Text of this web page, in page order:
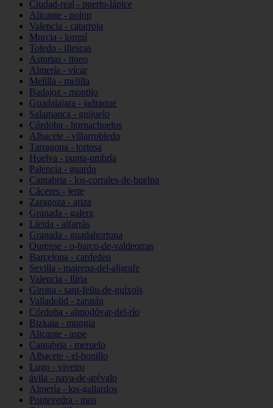
Ciudad-real - puerto-lápice
Alicante - polop
Valencia - catarroja
Murcia - lorquí
Toledo - illescas
Asturias - tineo
Almería - vícar
Melilla - melilla
Badajoz - montijo
Guadalajara - jadraque
Salamanca - guijuelo
Córdoba - hornachuelos
Albacete - villarrobledo
Tarragona - tortosa
Huelva - punta-umbría
Palencia - guardo
Cantabria - los-corrales-de-buelna
Cáceres - jerte
Zaragoza - ariza
Granada - galera
Lleida - alfarràs
Granada - guadahortuna
Ourense - o-barco-de-valdeorras
Barcelona - cardedeu
Sevilla - mairena-del-aljarafe
Valencia - llíria
Girona - sant-feliu-de-guíxols
Valladolid - zaratán
Córdoba - almodóvar-del-río
Bizkaia - mungia
Alicante - aspe
Cantabria - meruelo
Albacete - el-bonillo
Lugo - viveiro
ávila - nava-de-arévalo
Almería - los-gallardos
Pontevedra - mos